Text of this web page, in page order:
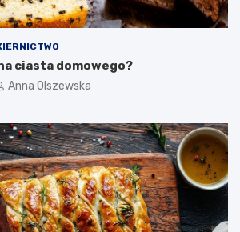
ciasta domowego?
Anna Olszewska